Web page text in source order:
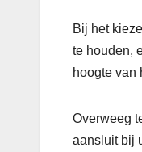
Bij het
te houden,
hoogte van
Overweeg
aansluit bij